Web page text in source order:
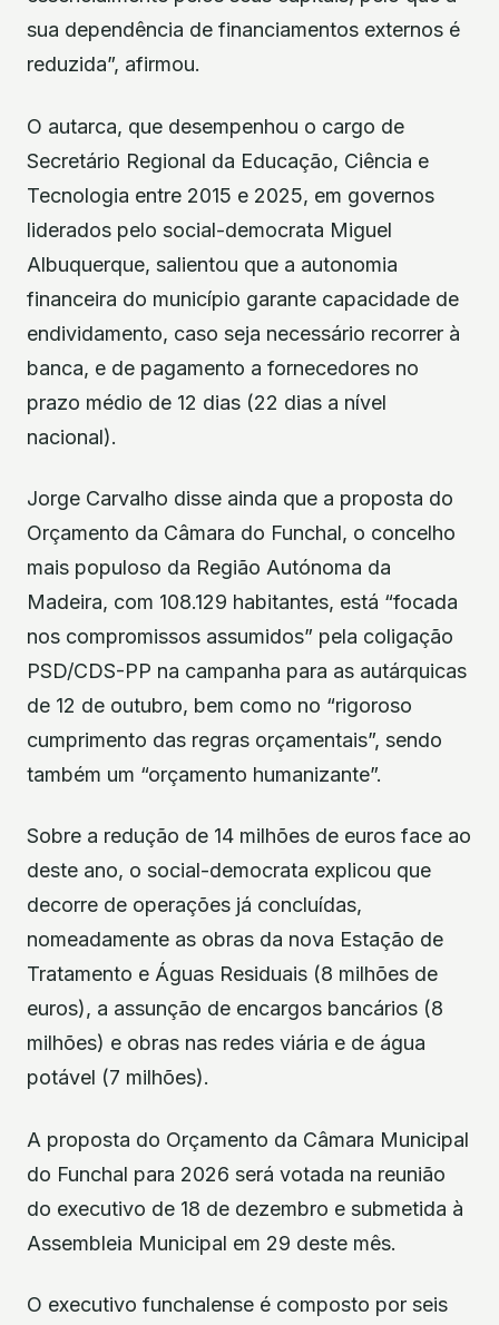
sua dependência de financiamentos externos é
reduzida”, afirmou.
O autarca, que desempenhou o cargo de
Secretário Regional da Educação, Ciência e
Tecnologia entre 2015 e 2025, em governos
liderados pelo social-democrata Miguel
Albuquerque, salientou que a autonomia
financeira do município garante capacidade de
endividamento, caso seja necessário recorrer à
banca, e de pagamento a fornecedores no
prazo médio de 12 dias (22 dias a nível
nacional).
Jorge Carvalho disse ainda que a proposta do
Orçamento da Câmara do Funchal, o concelho
mais populoso da Região Autónoma da
Madeira, com 108.129 habitantes, está “focada
nos compromissos assumidos” pela coligação
PSD/CDS-PP na campanha para as autárquicas
de 12 de outubro, bem como no “rigoroso
cumprimento das regras orçamentais”, sendo
também um “orçamento humanizante”.
Sobre a redução de 14 milhões de euros face ao
deste ano, o social-democrata explicou que
decorre de operações já concluídas,
nomeadamente as obras da nova Estação de
Tratamento e Águas Residuais (8 milhões de
euros), a assunção de encargos bancários (8
milhões) e obras nas redes viária e de água
potável (7 milhões).
A proposta do Orçamento da Câmara Municipal
do Funchal para 2026 será votada na reunião
do executivo de 18 de dezembro e submetida à
Assembleia Municipal em 29 deste mês.
O executivo funchalense é composto por seis